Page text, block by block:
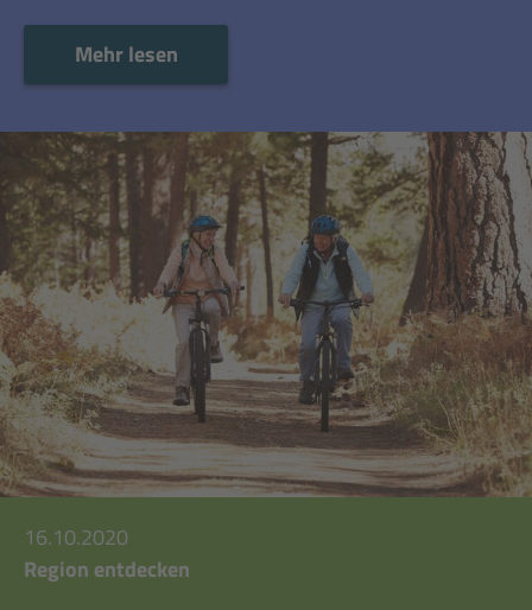
Mehr lesen
16.10.2020
Region entdecken